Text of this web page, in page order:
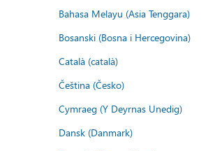
Bahasa Melayu (Asia Tenggara)
Bosanski (Bosna i Hercegovina)
Català (català)
Čeština (Česko)
Cymraeg (Y Deyrnas Unedig)
Dansk (Danmark)